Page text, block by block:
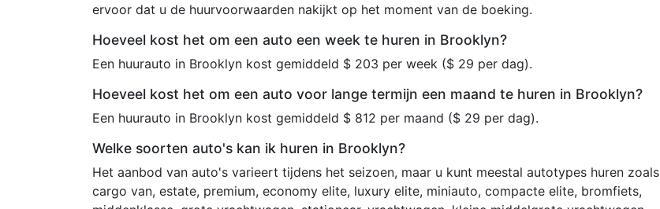
ervoor dat u de huurvoorwaarden nakijkt op het moment van de boeking.
Hoeveel kost het om een auto een week te huren in Brooklyn?
Een huurauto in Brooklyn kost gemiddeld $ 203 per week ($ 29 per dag).
Hoeveel kost het om een auto voor lange termijn een maand te huren in Brooklyn?
Een huurauto in Brooklyn kost gemiddeld $ 812 per maand ($ 29 per dag).
Welke soorten auto's kan ik huren in Brooklyn?
Het aanbod van auto's varieert tijdens het seizoen, maar u kunt meestal autotypes huren zoals
cargo van, estate, premium, economy elite, luxury elite, miniauto, compacte elite, bromfiets,